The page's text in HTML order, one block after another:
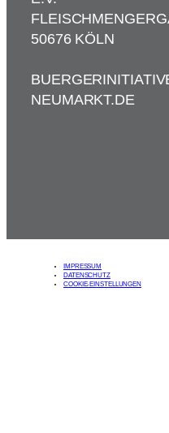
50676 KÖLN
NEUMARKT.DE
IMPRESSUM
DATENSCHUTZ
COOKIE-EINSTELLUNGEN